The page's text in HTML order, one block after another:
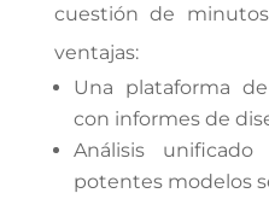
cuestión de
ventajas:
Una plataforma
con informes de
Análisis
potentes modelos